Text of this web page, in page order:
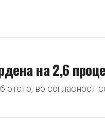
на 2,6
отсто, во согласност